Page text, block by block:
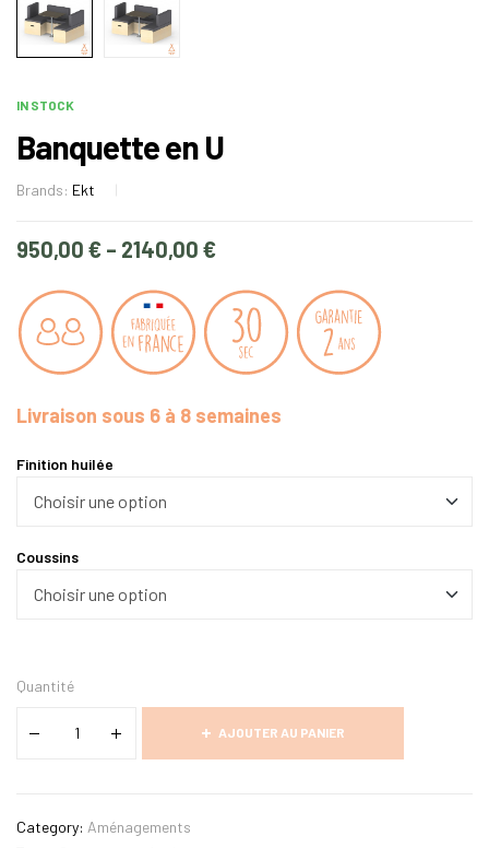
IN STOCK
Banquette en U
Brands: Ekt
950,00 € – 2140,00 €
Livraison sous 6 à 8 semaines
Finition huilée
Coussins
Quantité
AJOUTER AU PANIER
Category: Aménagements